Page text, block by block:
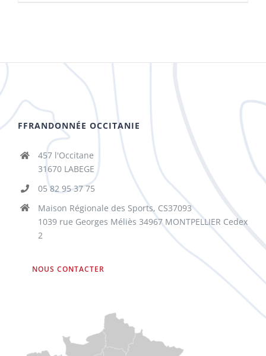
FFRANDONNÉE OCCITANIE
457 l'Occitane
31670 LABEGE
05 82 95 37 75
Maison Régionale des Sports, CS37093
1039 rue Georges Méliès 34967 MONTPELLIER Cedex
2
NOUS CONTACTER